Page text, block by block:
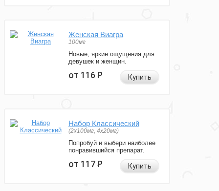
Женская Виагра
100мг
Новые, яркие ощущения для
девушек и женщин.
от 116Р Купить
Набор Классический
(2x100мг, 4x20мг)
Попробуй и выбери наиболее
понравившийся препарат.
от 117Р Купить